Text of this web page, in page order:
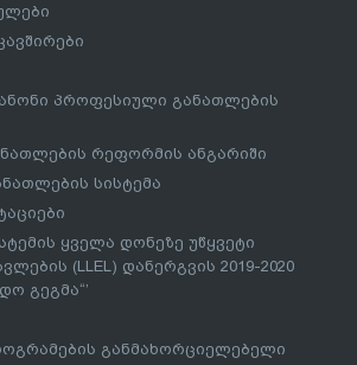
პროფესიული განათლების
რეფორმის ანგარიში
სისტემა
ყველა დონეზე უწყვეტი
(LLEL) დანერგვის 2019-2020
გეგმა“’
განმახორციელებელი